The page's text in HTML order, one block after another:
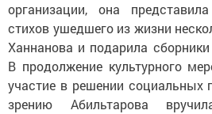
организации, она
стихов ушедшего из жизни
Ханнанова и подарила
В продолжение культурного
участие в решении социальных
зрению Абильтарова